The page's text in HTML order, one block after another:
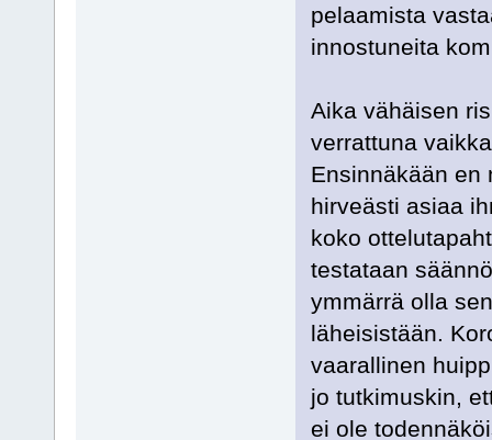
pelaamista
innostuneita
Aika vähäisen
verrattuna
Ensinnäkään en
hirveästi asiaa
koko
testataan
ymmärrä olla
läheisistään.
vaarallinen
jo tutkimuskin,
ei ole